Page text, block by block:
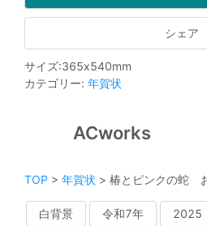
シェア
サイズ:365x540mm
カテゴリー: 年賀状
ACworks
TOP > 年賀状 > 椿とピンクの蛇
白背景 令和7年 2025